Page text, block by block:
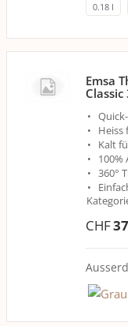
0.18 l
Emsa
Heiss
Kalt
100%
360°
CHF